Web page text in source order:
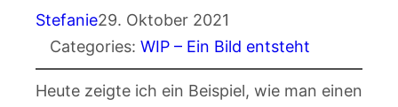
Stefanie29. Oktober 2021
Categories: WIP – Ein Bild entsteht
Heute zeigte ich ein Beispiel, wie man einen